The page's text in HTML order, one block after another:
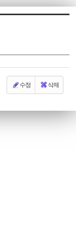
수정 삭제
5